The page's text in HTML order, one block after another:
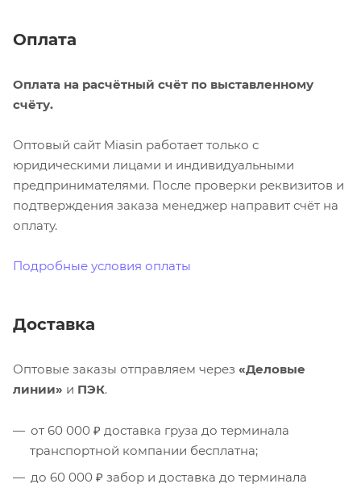
Оплата
Оплата на расчётный счёт по выставленному
счёту.
Оптовый сайт Miasin работает только с
юридическими лицами и индивидуальными
предпринимателями. После проверки реквизитов и
подтверждения заказа менеджер направит счёт на
оплату.
Подробные условия оплаты
Доставка
Оптовые заказы отправляем через «Деловые
линии» и ПЭК.
от 60 000 ₽ доставка груза до терминала
транспортной компании бесплатна;
до 60 000 ₽ забор и доставка до терминала